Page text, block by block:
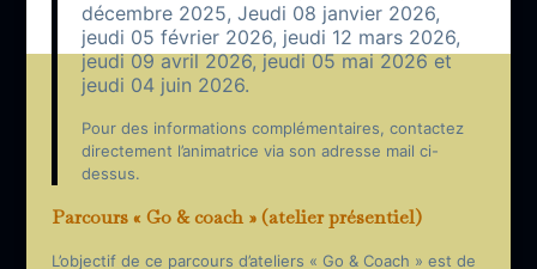
décembre 2025, Jeudi 08 janvier 2026,
jeudi 05 février 2026, jeudi 12 mars 2026,
jeudi09 avril 2026, jeudi05 mai 2026 et
jeudi 04 juin 2026.
Pour des informations complémentaires, contactez
directement l’animatrice via son adresse mail ci-
dessus.
Parcours « Go & coach » (atelier présentiel)
L’objectif de ce parcours d’ateliers « Go & Coach » est de